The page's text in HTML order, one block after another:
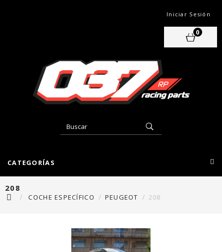
Iniciar Sesión
0
CATEGORÍAS
208
COCHE ESPECÍFICO PEUGEOT 208